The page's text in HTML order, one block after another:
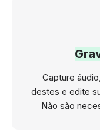
Capture
destes e edite
Não são